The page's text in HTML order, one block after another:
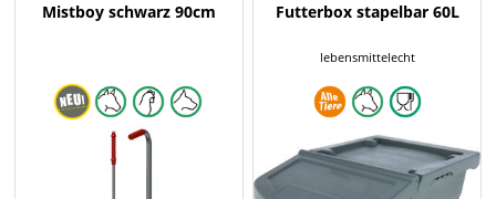
Mistboy schwarz 90cm Futterbox stapelbar 60L
lebensmittelecht